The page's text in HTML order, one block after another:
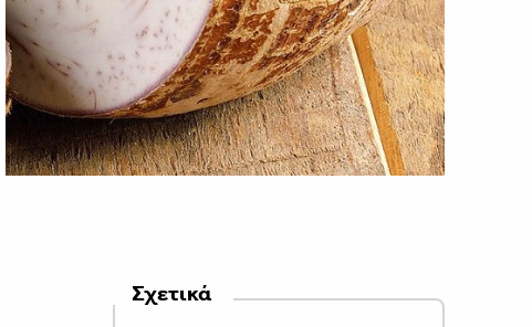
Σχετικά